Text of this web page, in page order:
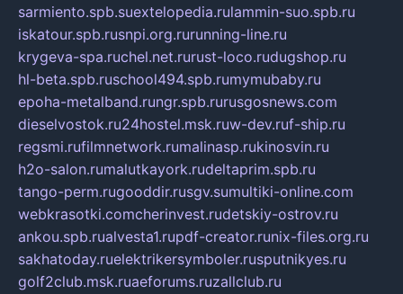
sarmiento.spb.suextelopedia.rulammin-suo.spb.ru
iskatour.spb.rusnpi.org.rurunning-line.ru
krygeva-spa.ruchel.net.rurust-loco.rudugshop.ru
hl-beta.spb.ruschool494.spb.rumymubaby.ru
epoha-metalband.rungr.spb.rurusgosnews.com
dieselvostok.ru24hostel.msk.ruw-dev.ruf-ship.ru
regsmi.rufilmnetwork.rumalinasp.rukinosvin.ru
h2o-salon.rumalutkayork.rudeltaprim.spb.ru
tango-perm.rugooddir.rusgv.sumultiki-online.com
webkrasotki.comcherinvest.rudetskiy-ostrov.ru
ankou.spb.rualvesta1.rupdf-creator.runix-files.org.ru
sakhatoday.ruelektrikersymboler.rusputnikyes.ru
golf2club.msk.ruaeforums.ruzallclub.ru